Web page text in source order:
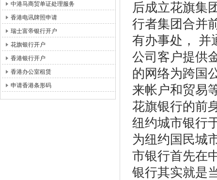
中港马商贸单证处理服务
香港电讯牌照申请
瑞士富帝银行开户
花旗银行开户
香港银行开户
香港办公室租赁
申请香港条形码
后成立花旗集
行者集团合并
有办事处， 并
公司客户提供
的网络为跨国
来帐户和贸易
花旗银行的前
纽约城市银行
为纽约国民城
市银行首先在
银行其实就是